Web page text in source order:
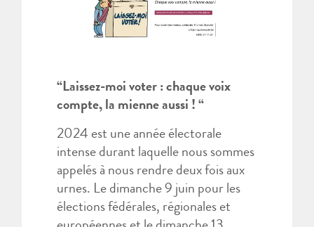
“Laissez-moi voter : chaque voix
compte, la mienne aussi ! “
2024 est une année électorale
intense durant laquelle nous sommes
appelés à nous rendre deux fois aux
urnes. Le dimanche 9 juin pour les
élections fédérales, régionales et